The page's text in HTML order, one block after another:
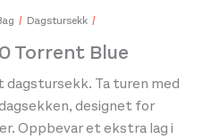
Dagstursekk
Torrent Blue
Ta turen med
designet for
Oppbevar et ekstra lag i